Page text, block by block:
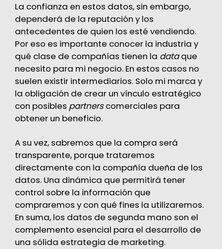
La confianza en estos datos, sin embargo,
dependerá de la reputación y los
antecedentes de quien los esté vendiendo.
Por eso es importante conocer la industria y
qué clase de compañías tienen la dataque
necesito para mi negocio. En estos casos no
suelen existir intermediarios. Solo mi marca y
la obligación de crear un vínculo estratégico
con posibles partnerscomerciales para
obtener un beneficio.
A su vez, sabremos que la compra será
transparente, porque trataremos
directamente con la compañía dueña de los
datos. Una dinámica que permitirá tener
control sobre la información que
compraremos y con qué fines la utilizaremos.
En suma, los datos de segunda mano son el
complemento esencial para el desarrollo de
una sólida estrategia de marketing.